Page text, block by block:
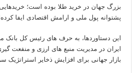
بزرگ جهان در خرید طلا بوده است؛
پشتوانه پول ملی و ارامش اقتصادی ایفا
این دستاوردها، به حرف های رئیس کل بانک
ایران در مدیریت منبع های ارزی و منفعت
بازار جهانی برای افزایش ذخایر